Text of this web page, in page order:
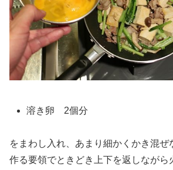
溶き卵 2個分
をまわし入れ、あまり細かくかき混ぜ
作る要領でときどき上下を返しながら